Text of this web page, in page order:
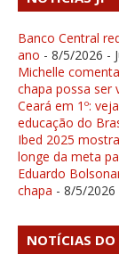
Banco Central
ano - 8/5/2026 -
Michelle
chapa possa ser
Ceará em 1º:
educação do
Ibed 2025
longe da meta
Eduardo
chapa - 8/5/2026
NOTÍCIAS